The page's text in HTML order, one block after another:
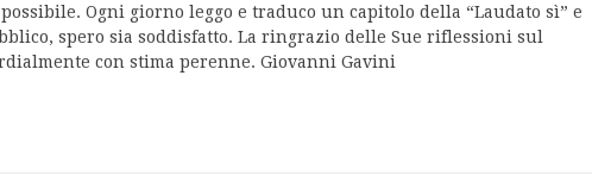
Ogni giorno leggo e traduco un capitolo della “Laudato sì” e
spero sia soddisfatto. La ringrazio delle Sue riflessioni sul
con stima perenne. Giovanni Gavini